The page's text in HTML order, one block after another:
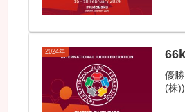
2024年
優
(株